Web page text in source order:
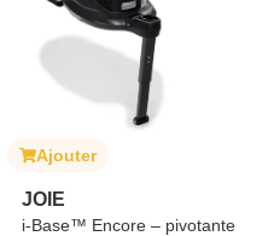
Ajouter
JOIE
i-Base™ Encore – pivotante